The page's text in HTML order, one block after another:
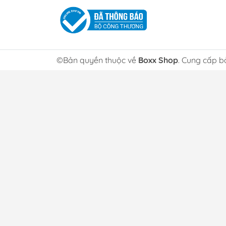
©Bản quyền thuộc về Boxx Shop. Cung cấp